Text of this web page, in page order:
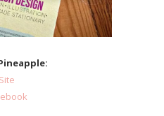
Site